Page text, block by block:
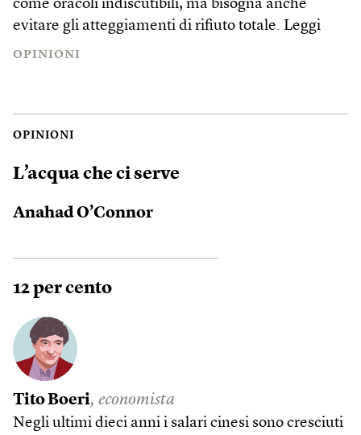
come oracoli indiscutibili, ma bisogna anche
evitare gli atteggiamenti di rifiuto totale. Leggi
OPINIONI
OPINIONI
L’acqua che ci serve
Anahad O’Connor
12 per cento
Tito Boeri, economista
Negli ultimi dieci anni i salari cinesi sono cresciuti